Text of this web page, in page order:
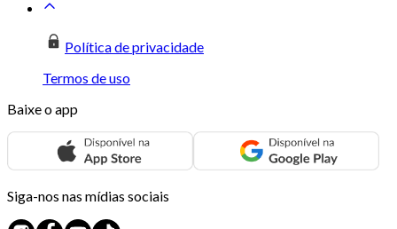
Política de privacidade
Termos de uso
Baixe o app
Siga-nos nas mídias sociais